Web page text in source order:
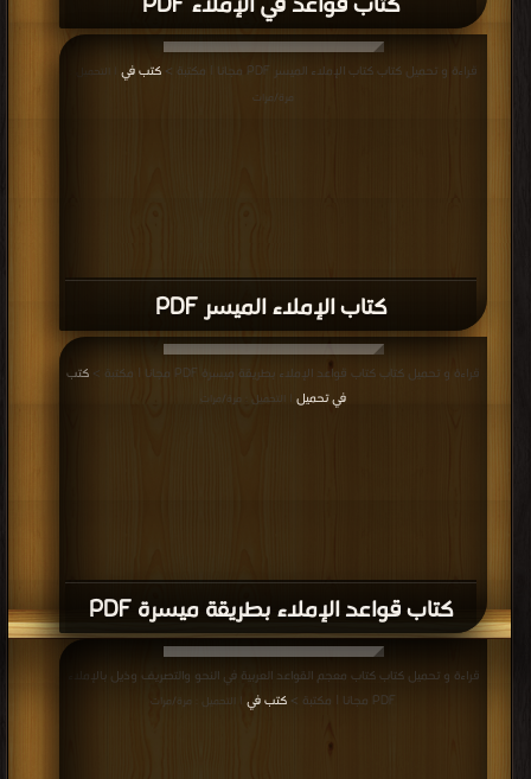
كتاب الإملاء الميسر PDF
قراءة و تحميل كتاب كتاب الإملاء الميسر PDF مجانا | مكتبة > كتب في
| التحميل :
مرة/مرات
كتاب قواعد الإملاء بطريقة ميسرة PDF
قراءة و تحميل كتاب كتاب قواعد الإملاء بطريقة ميسرة PDF مجانا | مكتبة >
كتب
في تحميل
| التحميل : مرة/مرات
قراءة و تحميل كتاب كتاب معجم القواعد العربية في النحو والتصريف وذيل بالإملاء
PDF مجانا | مكتبة >
كتب في | التحميل : مرة/مرات